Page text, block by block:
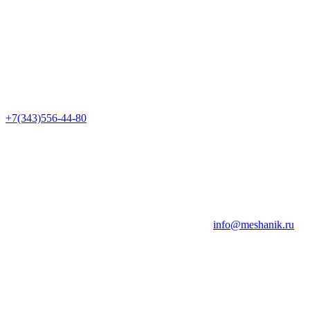
+7(343)556-44-80
info@meshanik.ru